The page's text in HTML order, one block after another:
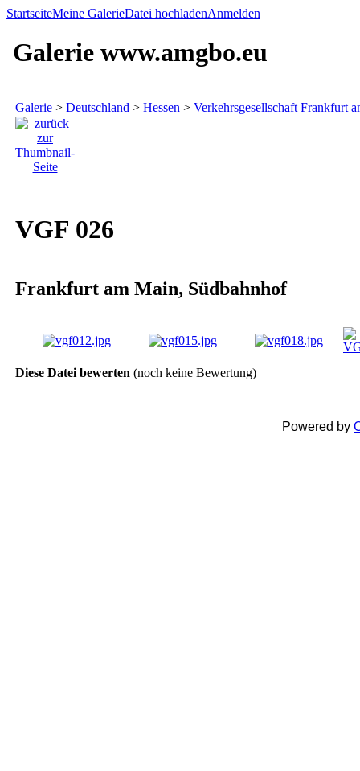
StartseiteMeine GalerieDatei hochladenAnmelden
Galerie www.amgbo.eu
Galerie > Deutschland > Hessen > Verkehrsgesellschaft Frankfurt
VGF 026
Frankfurt am Main, Südbahnhof
Diese Datei bewerten (noch keine Bewertung)
Powered by